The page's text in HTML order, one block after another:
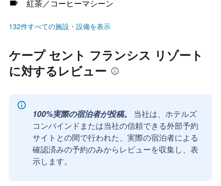
紅茶／コーヒーマシーン
132件すべての施設・設備を表示
ケープ セント フランシス リゾート
に対するレビュー
100%実際の宿泊者が投稿。
当社は、ホテルズ
コンバインドまたは当社の信頼できる外部予約
サイトとの間で行われた、実際の宿泊者による
確認済みの予約のみからレビューを収集し、表
示します。